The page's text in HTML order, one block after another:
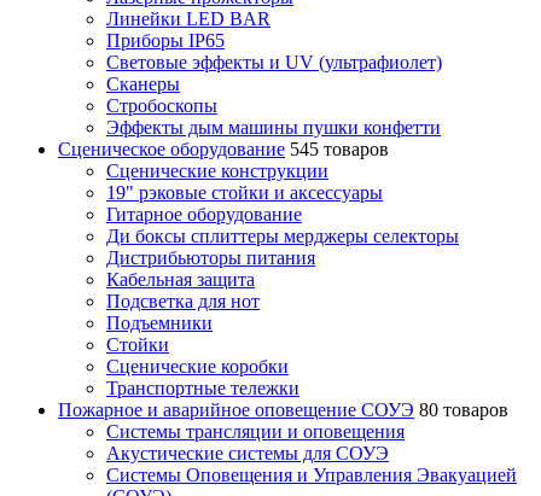
Линейки LED BAR
Приборы IP65
Световые эффекты и UV (ультрафиолет)
Сканеры
Стробоскопы
Эффекты дым машины пушки конфетти
Сценическое оборудование 545 товаров
Сценические конструкции
19" рэковые стойки и аксесcуары
Гитарное оборудование
Ди боксы сплиттеры мерджеры селекторы
Дистрибьюторы питания
Кабельная защита
Подсветка для нот
Подъемники
Стойки
Сценические коробки
Транспортные тележки
Пожарное и аварийное оповещение СОУЭ 80 товаров
Cистемы трансляции и оповещения
Акустические системы для СОУЭ
Системы Оповещения и Управления Эвакуацией